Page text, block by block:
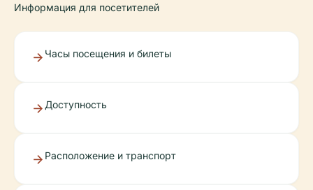
Информация для посетителей
Часы посещения и билеты
Доступность
Расположение и транспорт